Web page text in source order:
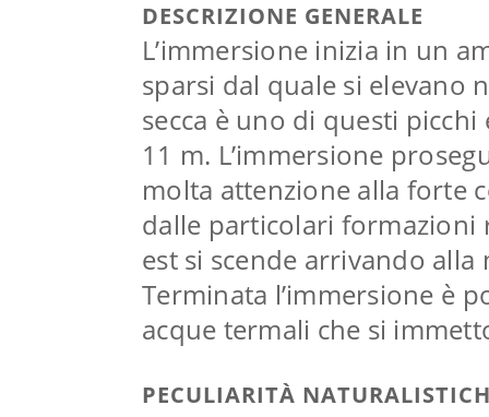
DESCRIZIONE GENERALE
L’immersione inizia in un
sparsi dal quale si elevano
secca è uno di questi
11 m. L’immersione
molta attenzione alla forte
dalle particolari formazioni
est si scende arrivando
Terminata l’immersione è
acque termali che si
PECULIARITÀ